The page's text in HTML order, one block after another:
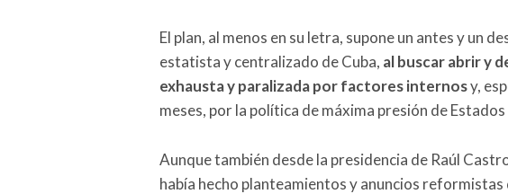
El plan, al menos en su letra, supone un antes y un
estatista y centralizado de Cuba, al buscar abrir y
exhausta y paralizada por factores internosy,
meses, por la política de máxima presión de
Aunque también desde la presidencia de Raúl
había hecho planteamientos y anuncios reformistas